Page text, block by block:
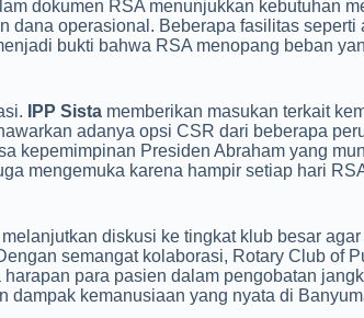
dokumen RSA menunjukkan kebutuhan
dana operasional. Beberapa fasilitas seperti
bukti bahwa RSA menopang beban
IPP Sista memberikan masukan terkait
adanya opsi CSR dari beberapa
kepemimpinan Presiden Abraham yang
mengemuka karena hampir setiap hari
diskusi ke tingkat klub besar
semangat kolaborasi, Rotary Club of
para pasien dalam pengobatan
dampak kemanusiaan yang nyata di